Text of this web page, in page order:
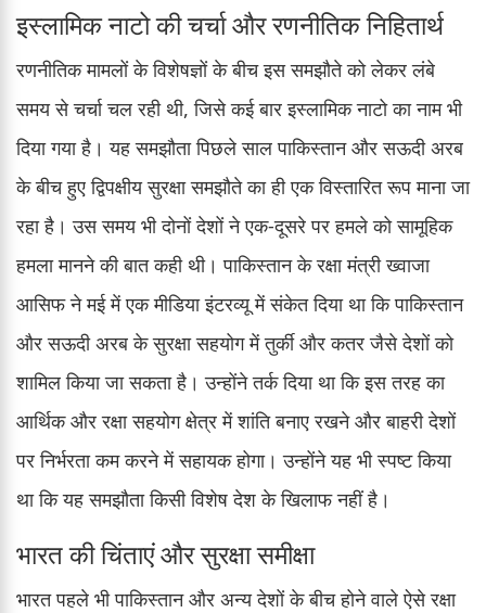
इस्लामिक नाटो की चर्चा और रणनीतिक निहितार्थ
रणनीतिक मामलों के विशेषज्ञों के बीच इस समझौते को लेकर लंबे
समय से चर्चा चल रही थी, जिसे कई बार इस्लामिक नाटो का नाम भी
दिया गया है। यह समझौता पिछले साल पाकिस्तान और सऊदी अरब
के बीच हुए द्विपक्षीय सुरक्षा समझौते का ही एक विस्तारित रूप माना जा
रहा है। उस समय भी दोनों देशों ने एक-दूसरे पर हमले को सामूहिक
हमला मानने की बात कही थी। पाकिस्तान के रक्षा मंत्री ख्वाजा
आसिफ ने मई में एक मीडिया इंटरव्यू में संकेत दिया था कि पाकिस्तान
और सऊदी अरब के सुरक्षा सहयोग में तुर्की और कतर जैसे देशों को
शामिल किया जा सकता है। उन्होंने तर्क दिया था कि इस तरह का
आर्थिक और रक्षा सहयोग क्षेत्र में शांति बनाए रखने और बाहरी देशों
पर निर्भरता कम करने में सहायक होगा। उन्होंने यह भी स्पष्ट किया
था कि यह समझौता किसी विशेष देश के खिलाफ नहीं है।
भारत की चिंताएं और सुरक्षा समीक्षा
भारत पहले भी पाकिस्तान और अन्य देशों के बीच होने वाले ऐसे रक्षा